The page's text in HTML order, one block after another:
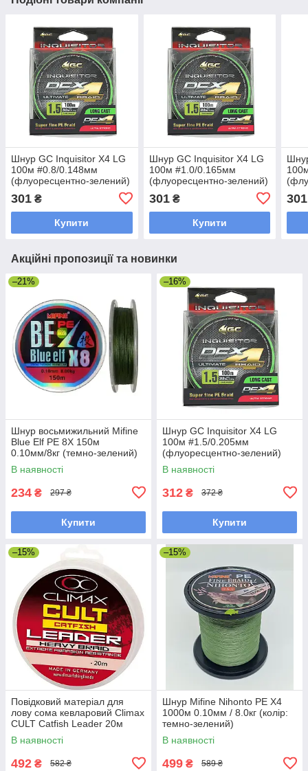
Шнур GC Inquisitor X4 LG
100м #0.8/0.148мм
(флуоресцентно-зелений)
301 ₴
Купити
Шнур GC Inquisitor X4 LG
100м #1.0/0.165мм
(флуоресцентно-зелений)
301₴
Купити
301
Акційні пропозиції та новинки
–21%
Шнур восьмижильний Mifine
Blue Elf PE 8X 150м
0.10мм/8кг (темно-зелений)
В наявності
234 ₴ 297 ₴
Купити
–16%
Шнур GC Inquisitor X4 LG
100м #1.5/0.205мм
(флуоресцентно-зелений)
В наявності
312 ₴ 372 ₴
Купити
–15%
Повідковий матеріал для
лову сома кевларовий Climax
CULT Catfish Leader 20м
0.8мм 80кг (зелений)
(сомовий)
В наявності
492 ₴ 582 ₴
–15%
Шнур Mifine Nihonto PE X4
1000м 0.10мм / 8.0кг (колір:
темно-зелений)
В наявності
499 ₴ 589 ₴